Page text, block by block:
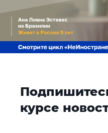
курсе